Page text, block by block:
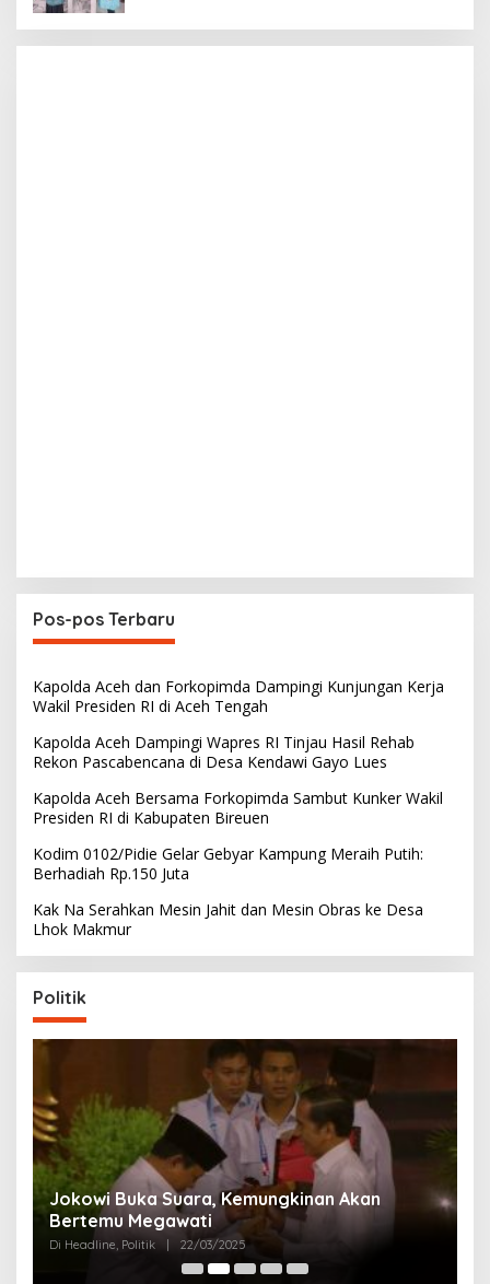
Pos-pos Terbaru
Kapolda Aceh dan Forkopimda Dampingi Kunjungan Kerja
Wakil Presiden RI di Aceh Tengah
Kapolda Aceh Dampingi Wapres RI Tinjau Hasil Rehab
Rekon Pascabencana di Desa Kendawi Gayo Lues
Kapolda Aceh Bersama Forkopimda Sambut Kunker Wakil
Presiden RI di Kabupaten Bireuen
Kodim 0102/Pidie Gelar Gebyar Kampung Meraih Putih:
Berhadiah Rp.150 Juta
Kak Na Serahkan Mesin Jahit dan Mesin Obras ke Desa
Lhok Makmur
Politik
Partai Perjuangan Aceh Bangun Peran
Perempuan di Parlemen Aceh
Di Politik | 12/03/2025